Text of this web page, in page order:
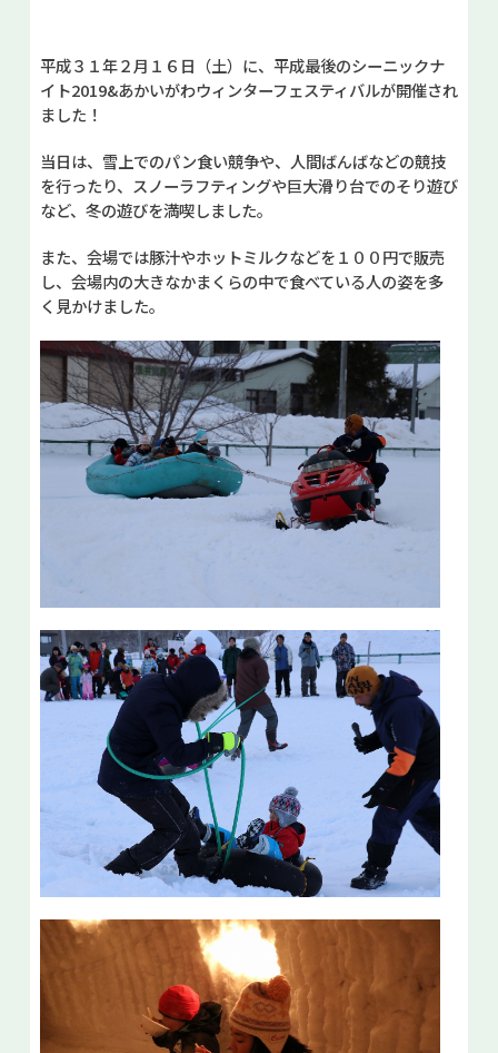
平成３１年２月１６日（土）に、平成最後のシーニックナ
イト2019&あかいがわウィンターフェスティバルが開催され
ました！
当日は、雪上でのパン食い競争や、人間ばんばなどの競技
を行ったり、スノーラフティングや巨大滑り台でのそり遊び
など、冬の遊びを満喫しました。
また、会場では豚汁やホットミルクなどを１００円で販売
し、会場内の大きなかまくらの中で食べている人の姿を多
く見かけました。